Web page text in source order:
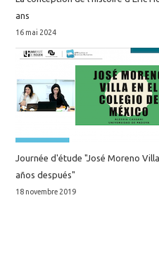
ans
16 mai 2024
Journée d'étude "José Moreno
años después"
18 novembre 2019